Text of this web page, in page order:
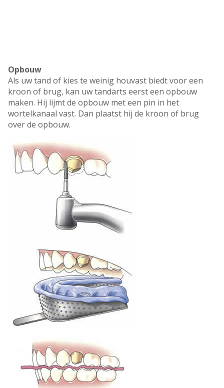
Opbouw
Als uw tand of kies te weinig houvast biedt voor een
kroon of brug, kan uw tandarts eerst een opbouw
maken. Hij lijmt de opbouw met een pin in het
wortelkanaal vast. Dan plaatst hij de kroon of brug
over de opbouw.